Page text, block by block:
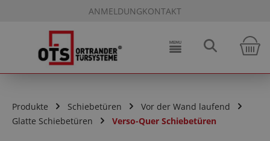
Zum Hauptinhalt springen
ANMELDUNGKONTAKT
Produkte Schiebetüren
Vor der Wand laufend
Glatte Schiebetüren
Verso-Quer Schiebetüren